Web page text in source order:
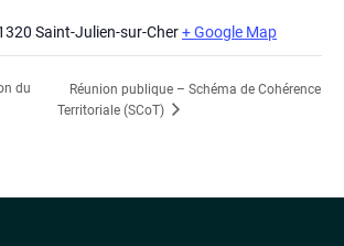
Saint-Julien-sur-Cher+ Google Map
du
Réunion publique – Schéma de Cohérence
Territoriale (SCoT)